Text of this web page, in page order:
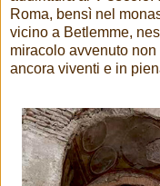
Roma, bensì nel
vicino a Betlemme,
miracolo avvenuto
ancora viventi e in